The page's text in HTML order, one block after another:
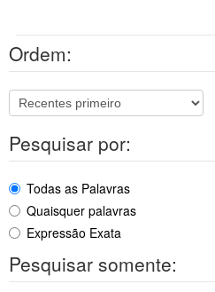
Ordem:
Pesquisar por:
Todas as Palavras
Quaisquer palavras
Expressão Exata
Pesquisar somente: